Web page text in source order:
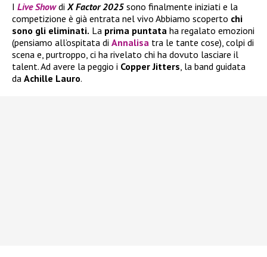
I Live Showdi X Factor 2025 sono finalmente iniziati e la
competizione è già entrata nel vivo Abbiamo scoperto chi
sono gli eliminati. La prima puntata ha regalato emozioni
(pensiamo all’ospitata di Annalisa tra le tante cose), colpi di
scena e, purtroppo, ci ha rivelato chi ha dovuto lasciare il
talent. Ad avere la peggio i Copper Jitters, la band guidata
da Achille Lauro.